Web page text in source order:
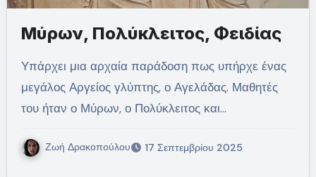
Μύρων, Πολύκλειτος, Φειδίας
Υπάρχει μια αρχαία παράδοση πως υπήρχε ένας
μεγάλος Αργείος γλύπτης, ο Αγελάδας. Μαθητές
του ήταν ο Μύρων, ο Πολύκλειτος και…
Ζωή Δρακοπούλου 17 Σεπτεμβρίου 2025